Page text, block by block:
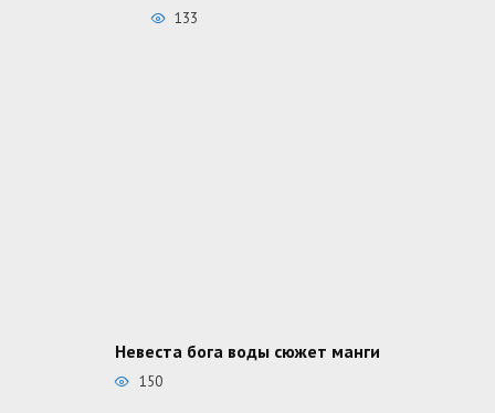
133
Невеста бога воды сюжет манги
150